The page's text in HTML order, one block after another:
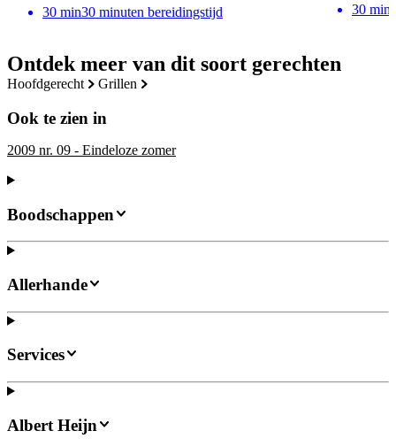
Ontdek meer van dit soort gerechten
hoofdgerecht grillen
Ook te zien in
2009 nr. 09 - Eindeloze zomer
30 min30 minuten bereidingstijd
30 min
Boodschappen
Allerhande
Services
Albert Heijn